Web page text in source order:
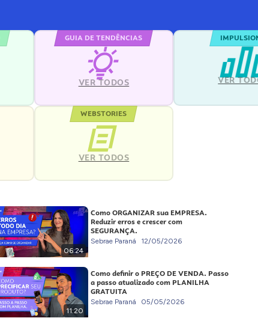
GUIA DE TENDÊNCIAS
VER TODOS VER
WEBSTORIES
VER TODOS
06:24
Como ORGANIZAR sua EMPRESA.
Reduzir erros e crescer com
SEGURANÇA.
Sebrae Paraná 12/05/2026
11:20
Como definir o PREÇO DE VENDA. Passo
a passo atualizado com PLANILHA
GRATUITA
Sebrae Paraná 05/05/2026